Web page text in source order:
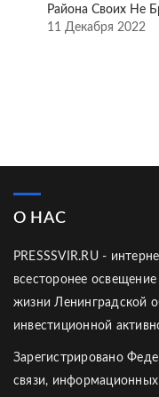
Района Своих Не
11 Декабря 2022
О НАС
PRESSSVIR.RU -
всесторонее
жизни Ленинградской
инвестиционной
Зарегистрировано
связи,